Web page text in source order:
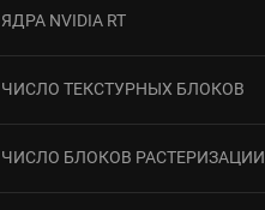
ЯДРА NVIDIA RT
ЧИСЛО ТЕКСТУРНЫХ БЛОКОВ
ЧИСЛО БЛОКОВ РАСТЕРИЗАЦИИ